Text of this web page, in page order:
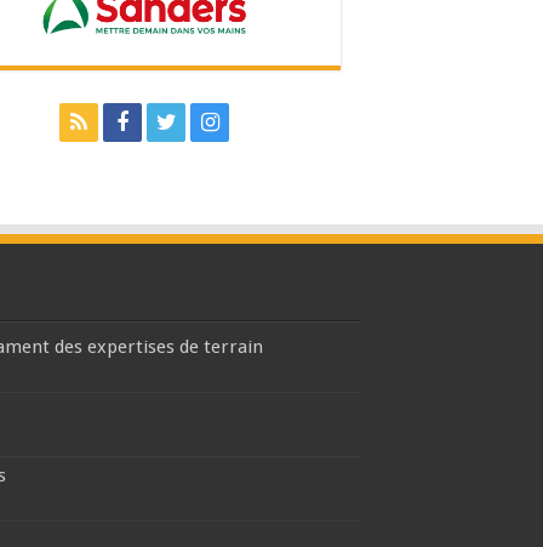
des expertises de terrain